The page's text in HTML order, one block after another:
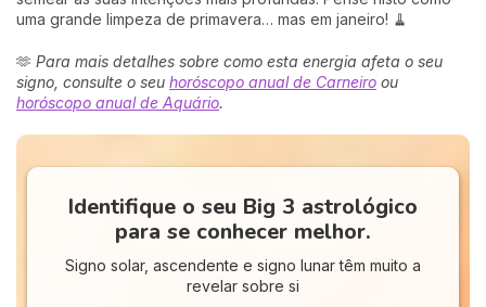
uma grande limpeza de primavera… mas em janeiro! 🧹
🫶 Para mais detalhes sobre como esta energia afeta o seu
signo, consulte o seu horóscopo anual de Carneiro ou
horóscopo anual de Aquário.
Identifique o seu Big 3 astrológico
para se conhecer melhor.
Signo solar, ascendente e signo lunar têm muito a
revelar sobre si